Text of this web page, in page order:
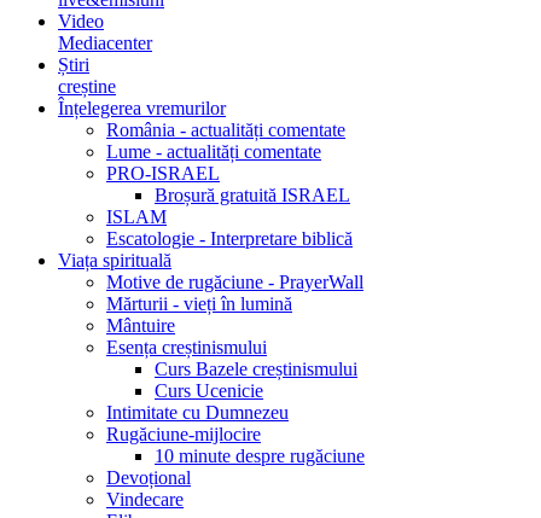
Video
Mediacenter
Știri
creștine
Înțelegerea vremurilor
România - actualități comentate
Lume - actualități comentate
PRO-ISRAEL
Broșură gratuită ISRAEL
ISLAM
Escatologie - Interpretare biblică
Viața spirituală
Motive de rugăciune - PrayerWall
Mărturii - vieți în lumină
Mântuire
Esența creștinismului
Curs Bazele creștinismului
Curs Ucenicie
Intimitate cu Dumnezeu
Rugăciune-mijlocire
10 minute despre rugăciune
Devoțional
Vindecare